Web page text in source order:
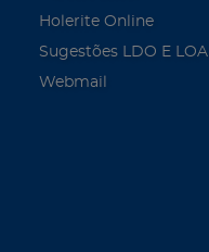
Holerite Online
Sugestões LDO E LOA
Webmail